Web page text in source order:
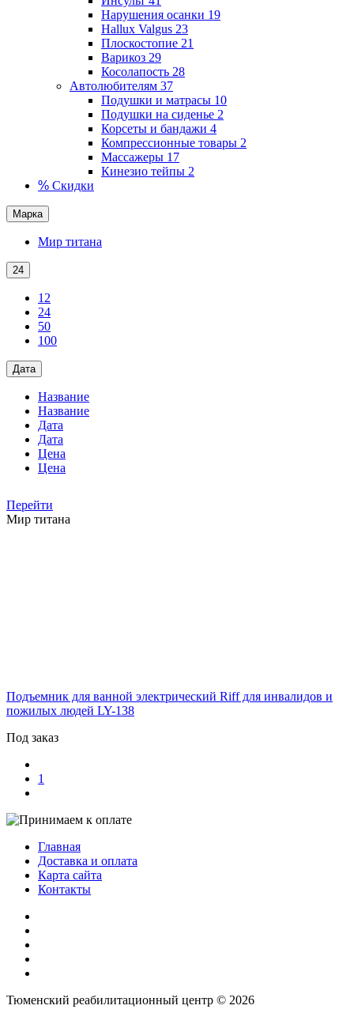
Нарушения осанки 19
Hallux Valgus 23
Плоскостопие 21
Варикоз 29
Косолапость 28
Автолюбителям 37
Подушки и матрасы 10
Подушки на сиденье 2
Корсеты и бандажи 4
Компрессионные товары 2
Массажеры 17
Кинезио тейпы 2
% Скидки
Марка
Мир титана
24
12
24
50
100
Дата
Название
Название
Дата
Дата
Цена
Цена
Перейти
Мир титана
Подъемник для ванной электрический Riff для инвалидов и
пожилых людей LY-138
Под заказ
1
Главная
Доставка и оплата
Карта сайта
Контакты
Тюменский реабилитационный центр © 2026